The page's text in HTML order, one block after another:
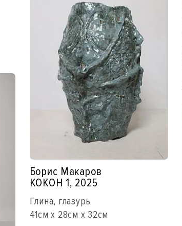
Борис Макаров
КОКОН 1, 2025
Глина, глазурь
41см x 28см x 32см